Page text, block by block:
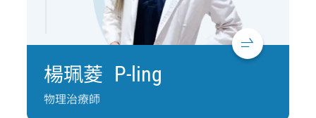
楊珮菱 P-ling
物理治療師